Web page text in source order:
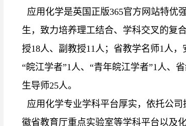
应用化学是英国正版365官方网站特优
生，致力培养理工结合、学科交叉的复
授18人、副教授11人；省教学名师1人
“皖江学者”1人、“青年皖江学者”1人、
生导师25人。
应用化学专业学科平台厚实，依托公
徽省教育厅重点实验室等学科平台以及